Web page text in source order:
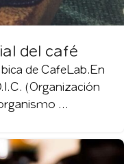
del café
de CafeLab.En
(Organización
...